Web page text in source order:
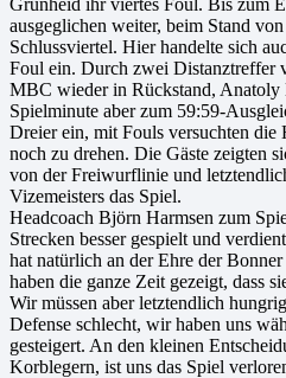
ausgeglichen weiter, beim Stand
Schlussviertel. Hier handelte sich
Foul ein. Durch zwei Distanztreffer
MBC wieder in Rückstand, Anatoly
Spielminute aber zum 59:59-
Dreier ein, mit Fouls versuchten die
noch zu drehen. Die Gäste zeigten
von der Freiwurflinie und
Vizemeisters das Spiel.
Headcoach Björn Harmsen zum
Strecken besser gespielt und
hat natürlich an der Ehre der
haben die ganze Zeit gezeigt, dass
Wir müssen aber letztendlich
Defense schlecht, wir haben uns
gesteigert. An den kleinen
Korblegern, ist uns das Spiel